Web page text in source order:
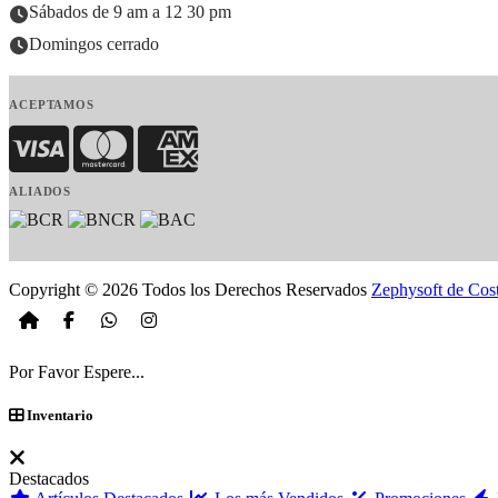
Sábados de 9 am a 12 30 pm
Domingos cerrado
ACEPTAMOS
Visa MasterCardAmerican Express
ALIADOS
Copyright © 2026 Todos los Derechos Reservados Zephysoft de
Por Favor Espere...
Inventario
Destacados